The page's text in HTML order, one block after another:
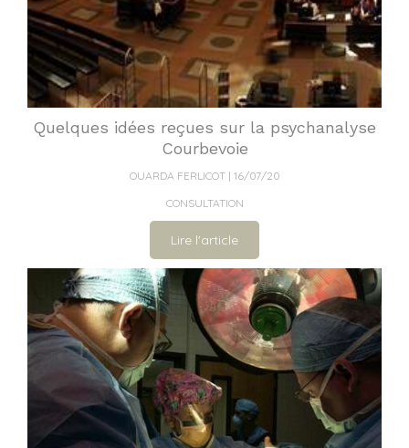
Quelques idées reçues sur la psychanalyse
Courbevoie
OUARDA FERLICOT
16/07/20
CONSULTATION
Lire l'article